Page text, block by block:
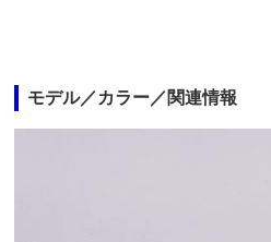
モデル／カラー／関連情報